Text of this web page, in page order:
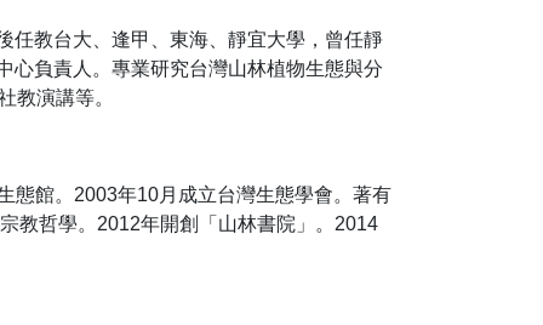
任教台大、逢甲、東海、靜宜大學，曾任靜
心負責人。專業研究台灣山林植物生態與分
教演講等。
態館。2003年10月成立台灣生態學會。著有
教哲學。2012年開創「山林書院」。2014